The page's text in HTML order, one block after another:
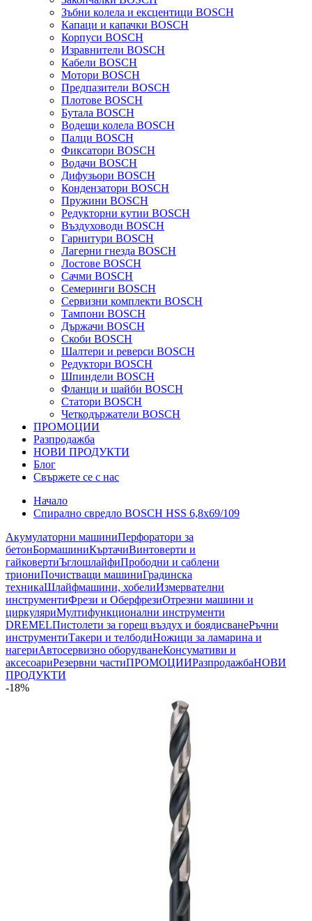
Зъбни колела и ексцентици BOSCH
Капаци и капачки BOSCH
Корпуси BOSCH
Изравнители BOSCH
Кабели BOSCH
Мотори BOSCH
Предпазители BOSCH
Плотове BOSCH
Бутала BOSCH
Водещи колела BOSCH
Палци BOSCH
Фиксатори BOSCH
Водачи BOSCH
Дифузьори BOSCH
Кондензатори BOSCH
Пружини BOSCH
Редукторни кутии BOSCH
Въздуховоди BOSCH
Гарнитури BOSCH
Лагерни гнезда BOSCH
Лостове BOSCH
Сачми BOSCH
Семеринги BOSCH
Сервизни комплекти BOSCH
Тампони BOSCH
Държачи BOSCH
Скоби BOSCH
Шалтери и реверси BOSCH
Редуктори BOSCH
Шпиндели BOSCH
Фланци и шайби BOSCH
Статори BOSCH
Четкодържатели BOSCH
ПРОМОЦИИ
Разпродажба
НОВИ ПРОДУКТИ
Блог
Свържете се с нас
Начало
Спирално свредло BOSCH HSS 6,8x69/109
Акумулаторни машиниПерфоратори за
бетонБормашиниКъртачиВинтоверти и
гайковертиЪглошлайфиПрободни и саблени
триониПочистващи машиниГрадинска
техникаШлайфмашини, хобелиИзмервателни
инструментиФрези и ОберфрезиОтрезни машини и
циркуляриМултифункционални инструменти
DREMELПистолети за горещ въздух и боядисванеРъчни
инструментиТакери и телбодиНожици за ламарина и
нагериАвтосервизно оборудванеКонсумативи и
аксесоариРезервни частиПРОМОЦИИРазпродажбаНОВИ
ПРОДУКТИ
-18%